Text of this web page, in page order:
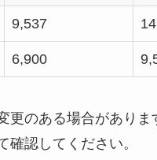
9,537
6,900
更のある場合がありま
確認してください。